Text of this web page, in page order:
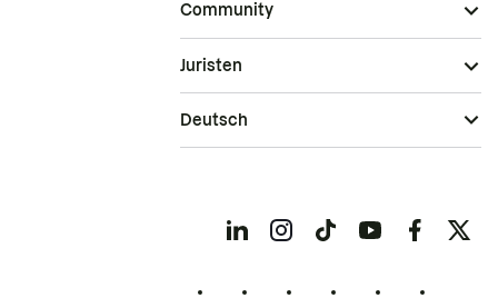
Community
Juristen
Deutsch